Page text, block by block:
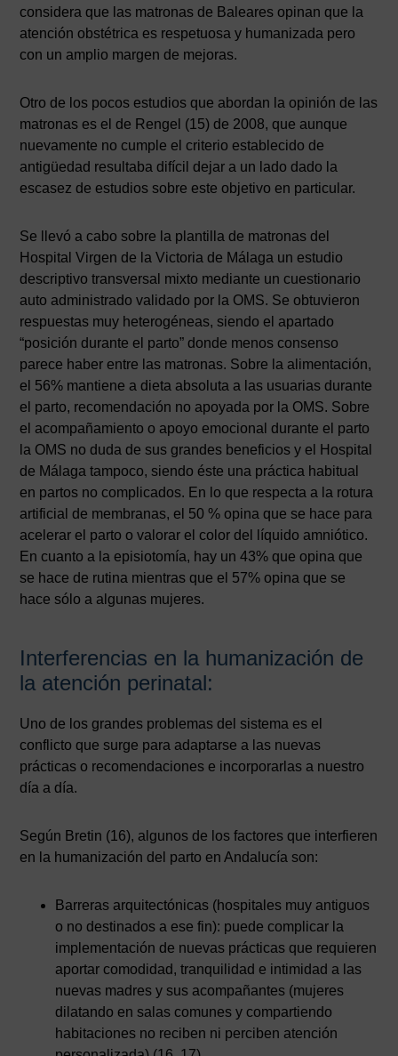
considera que las matronas de Baleares opinan que la
atención obstétrica es respetuosa y humanizada pero
con un amplio margen de mejoras.
Otro de los pocos estudios que abordan la opinión de las
matronas es el de Rengel (15) de 2008, que aunque
nuevamente no cumple el criterio establecido de
antigüedad resultaba difícil dejar a un lado dado la
escasez de estudios sobre este objetivo en particular.
Se llevó a cabo sobre la plantilla de matronas del
Hospital Virgen de la Victoria de Málaga un estudio
descriptivo transversal mixto mediante un cuestionario
auto administrado validado por la OMS. Se obtuvieron
respuestas muy heterogéneas, siendo el apartado
“posición durante el parto” donde menos consenso
parece haber entre las matronas. Sobre la alimentación,
el 56% mantiene a dieta absoluta a las usuarias durante
el parto, recomendación no apoyada por la OMS. Sobre
el acompañamiento o apoyo emocional durante el parto
la OMS no duda de sus grandes beneficios y el Hospital
de Málaga tampoco, siendo éste una práctica habitual
en partos no complicados. En lo que respecta a la rotura
artificial de membranas, el 50 % opina que se hace para
acelerar el parto o valorar el color del líquido amniótico.
En cuanto a la episiotomía, hay un 43% que opina que
se hace de rutina mientras que el 57% opina que se
hace sólo a algunas mujeres.
Interferencias en la humanización de
la atención perinatal:
Uno de los grandes problemas del sistema es el
conflicto que surge para adaptarse a las nuevas
prácticas o recomendaciones e incorporarlas a nuestro
día a día.
Según Bretin (16), algunos de los factores que interfieren
en la humanización del parto en Andalucía son:
Barreras arquitectónicas (hospitales muy antiguos
o no destinados a ese fin): puede complicar la
implementación de nuevas prácticas que requieren
aportar comodidad, tranquilidad e intimidad a las
nuevas madres y sus acompañantes (mujeres
dilatando en salas comunes y compartiendo
habitaciones no reciben ni perciben atención